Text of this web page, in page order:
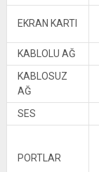
EKRAN KARTI
KABLOLU AĞ
KABLOSUZ
AĞ
SES
PORTLAR